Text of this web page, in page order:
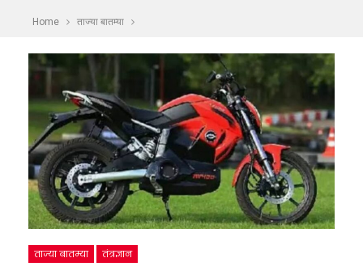
Home ताज्या बातम्या
ताज्या बातम्या तंत्रज्ञान